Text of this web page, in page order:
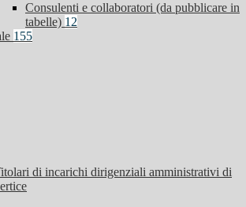
Consulenti e collaboratori (da pubblicare in
tabelle) 12
155
di incarichi dirigenziali amministrativi di